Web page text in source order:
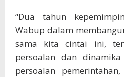
“Dua tahun
Wabup dalam
sama kita cintai ini,
persoalan dan
persoalan